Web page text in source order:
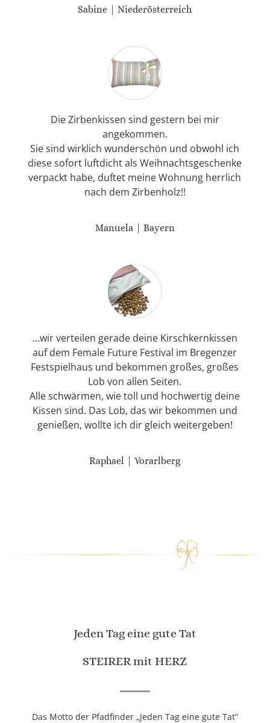
Sabine | Niederösterreich
Die Zirbenkissen sind gestern bei mir
angekommen.
Sie sind wirklich wunderschön und obwohl ich
diese sofort luftdicht als Weihnachtsgeschenke
verpackt habe, duftet meine Wohnung herrlich
nach dem Zirbenholz!!
Manuela | Bayern
…wir verteilen gerade deine Kirschkernkissen
auf dem Female Future Festival im Bregenzer
Festspielhaus und bekommen großes, großes
Lob von allen Seiten.
Alle schwärmen, wie toll und hochwertig deine
Kissen sind. Das Lob, das wir bekommen und
genießen, wollte ich dir gleich weitergeben!
Raphael | Vorarlberg
Jeden Tag eine gute Tat
STEIRER mit HERZ
Das Motto der Pfadfinder „Jeden Tag eine gute Tat“